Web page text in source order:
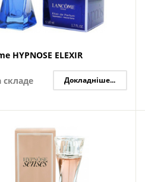
HYPNOSE ELEXIR
складе Докладніше...